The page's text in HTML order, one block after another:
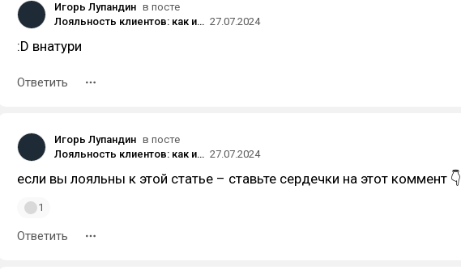
Игорь Лупандин в посте
Лояльность клиентов: как измерить самую жирную точку роста 27.07.2024
:D внатури
Ответить
Игорь Лупандин в посте
Лояльность клиентов: как измерить самую жирную точку роста 27.07.2024
если вы лояльны к этой статье – ставьте сердечки на этот коммент 👇
1
Ответить